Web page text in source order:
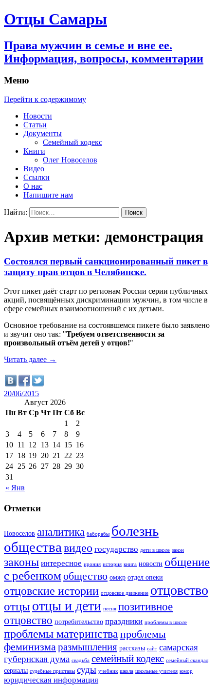
Отцы Самары
Права мужчин в семье и вне ее.
Информация, вопросы, комментарии
Меню
Перейти к содержимому
Новости
Статьи
Документы
Семейный кодекс
Книги
Олег Новоселов
Видео
Ссылки
О нас
Напишите нам
Найти:
Архив метки: демонстрация
Состоялся первый санкционированный пикет в
защиту прав отцов в Челябинске.
Этот пикет даёт старт по регионам России серии публичных
акций, посвящённых дискриминации мужчин, в том числе в
сфере семейных взаимоотношений с их детьми.
Основное требование на состоявшемся пикете было заявлено
и звучит оно так: "Требуем ответственности за
произвольный отъём детей у отцов!"
Читать далее →
20/06/2015
Август 2026
Пн Вт Ср Чт Пт Сб Вс
« Янв
1
2
3
4 5 6 7 8
9
10 11 12 13 14 15 16
17 18 19 20 21 22 23
24 25 26 27 28 29 30
31
Отметки
Новоселов аналитика баборабы болезнь
общества видео государство дети в школе закон
законы интересное ирония история книга новости общение
с ребенкомобщество омжр отдел опеки
отцовские истории отцовское движение отцовство
отцыотцы и дети песня позитивное
отцовство потребительство праздники проблемы в школе
проблемы материнства проблемы
феминизма размышления рассказы сайт самарская
губернская дума свадьба семейный кодекс семейный скандал
сериалы судебные приставы суды учебник школа школьные учителя юмор
юридическая информация